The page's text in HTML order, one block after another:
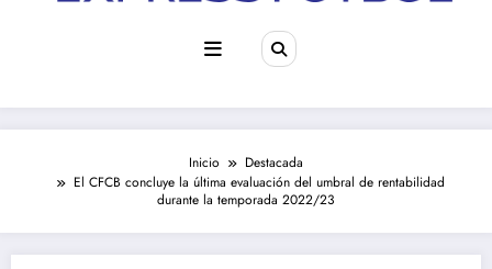
Inicio
Destacada
El CFCB concluye la última evaluación del umbral de rentabilidad
durante la temporada 2022/23